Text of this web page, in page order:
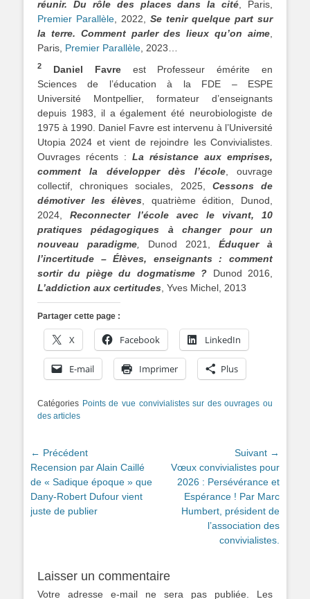
réunir. Du rôle des places dans la cité , Paris,
Premier Parallèle , 2022, Se tenir quelque part sur
la terre. Comment parler des lieux qu’on aime
Paris, Premier Parallèle , 2023…
2 Daniel Favreest Professeur émérite en
Sciences de l’éducation à la FDE – ESPE
Université Montpellier, formateur d’enseignants
depuis 1983, il a également été neurobiologiste de
1975 à 1990. Daniel Favre est intervenu à l’Université
Utopia 2024 et vient de rejoindre les Convivialistes.
Ouvrages récents : La résistance aux emprises,
comment la développer dès l’école, ouvrage
collectif, chroniques sociales, 2025, Cessons de
démotiver les élèves , quatrième édition, Dunod,
2024, Reconnecter l’école avec le vivant, 10
pratiques pédagogiques à changer pour un
nouveau paradigme
Dunod 2021, Éduquer à
l’incertitude – Élèves, enseignants :
comment
sortir du piège du dogmatisme ? Dunod 2016,
L’addiction aux certitudes , Yves Michel, 2013
Partager cette page :
X Facebook LinkedIn
E-mail Imprimer Plus
Catégories Points de vue convivialistes sur des ouvrages ou
des articles
Navigation
de
l’article
← Précédent
Article
précédent :
Recension par Alain Caillé
de « Sadique époque » que
Dany-Robert Dufour vient
juste de publier
Suivant →
Article
suivant :
Vœux convivialistes pour
2026 : Persévérance et
Espérance ! Par Marc
Humbert, président de
l’association des
convivialistes.
Laisser un commentaire
Votre adresse e-mail ne sera pas publiée. Les